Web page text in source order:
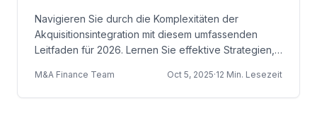
Navigieren Sie durch die Komplexitäten der
Akquisitionsintegration mit diesem umfassenden
Leitfaden für 2026. Lernen Sie effektive Strategien,
kennen, um nahtlose Fusionen sicherzustellen und
den Wert zu maximieren.
M&A Finance Team Oct 5, 2025·12 Min. Lesezeit